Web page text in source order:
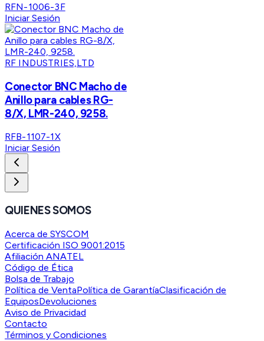
RFN-1006-3F
Iniciar Sesión
RF INDUSTRIES,LTD
Conector BNC Macho de
Anillo para cables RG-
8/X, LMR-240, 9258.
RFB-1107-1X
Iniciar Sesión
QUIENES SOMOS
Acerca de SYSCOM
Certificación ISO 9001:2015
Afiliación ANATEL
Código de Ética
Bolsa de Trabajo
Política de VentaPolítica de GarantíaClasificación de
EquiposDevoluciones
Aviso de Privacidad
Contacto
Términos y Condiciones